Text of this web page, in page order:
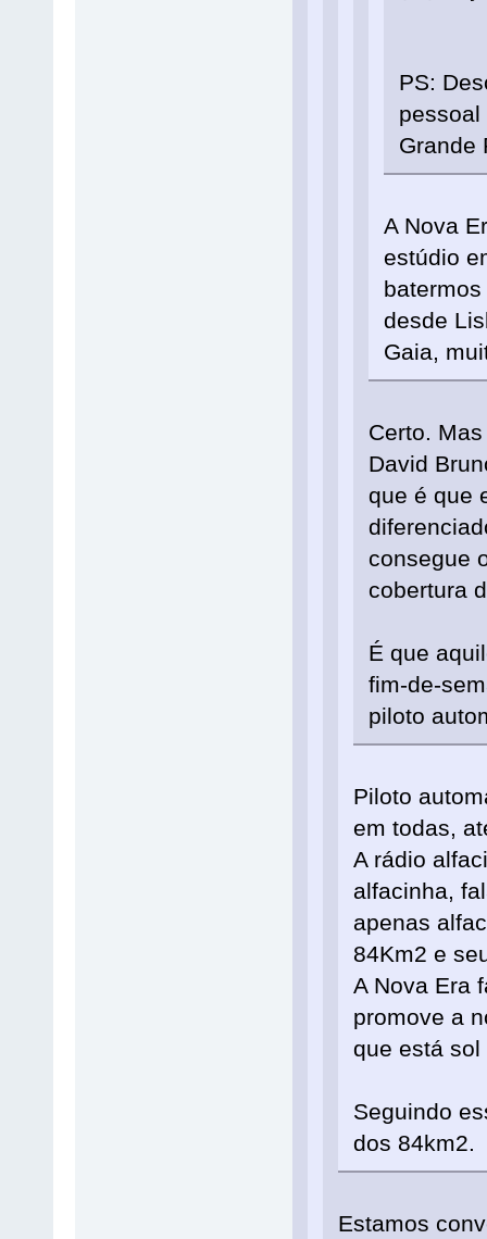
PS:
pessoal
Grande
A Nova
estúdio
desde
Gaia,
Certo.
David
que é que
consegue
cobertura
É que
fim-de-
piloto
Piloto
em todas,
A rádio
alfacinha,
apenas
84Km2 e
A Nova Era
promove a
que está sol
Seguindo
dos 84km2.
Estamos